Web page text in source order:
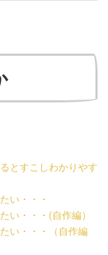
とすこしわかりやす
い・・・
い・・・(自作編）
い・・・（自作編